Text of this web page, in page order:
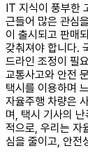
IT 지식이 풍부한
근들어 많은 관심
이 출시되고 판매
갖춰져야 합니다.
드라인 조정이 필
교통사고와 안전
택시를 이용하며
자율주행 차량은
며, 택시 기사의
적으로, 우리는 자
심을 줄이고, 안전